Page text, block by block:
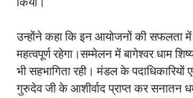
उन्होंने कहा कि इन आयोजनों की सफलता में
महत्वपूर्ण रहेगा।सम्मेलन में बागेश्वर धाम
भी सहभागिता रही। मंडल के पदाधिकारियों
गुरुदेव जी के आशीर्वाद प्राप्त कर सनातन